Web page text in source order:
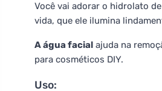
Você vai adorar o hidrolato
vida, que ele ilumina
A água facial ajuda na
para cosméticos DIY.
Uso: